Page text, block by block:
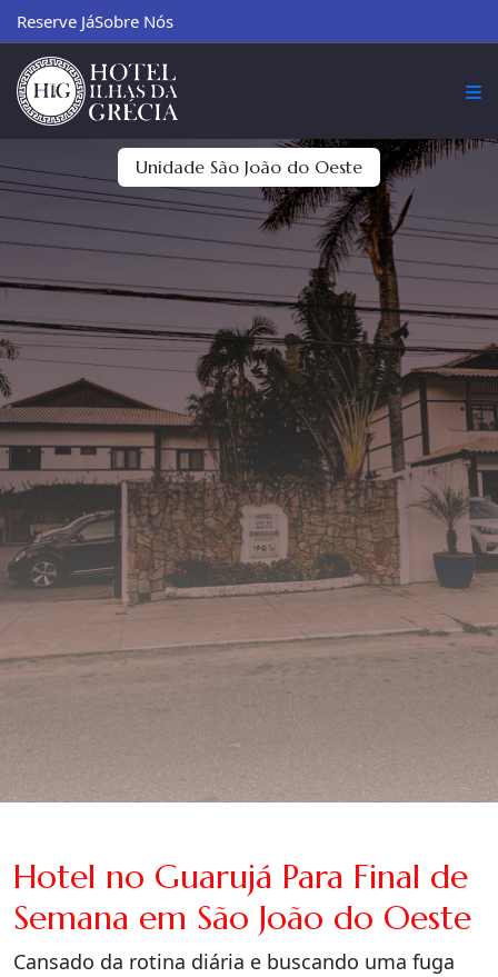
Reserve JáSobre Nós
Unidade São João do Oeste
Hotel no Guarujá Para Final de
Semana em São João do Oeste
Cansado da rotina diária e buscando uma fuga